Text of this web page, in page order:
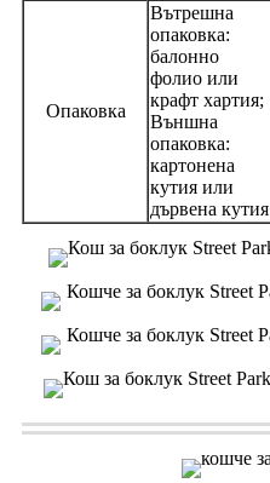
Опаковка
Вътрешна
опаковка:
балонно
фолио или
крафт хартия;
Външна
опаковка:
картонена
кутия или
дървена кутия